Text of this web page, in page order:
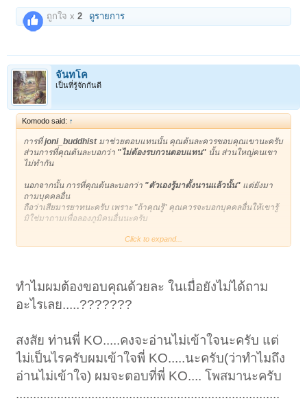
ถูกใจ x2 ดูรายการ
จันทโค
เป็นที่รู้จักกันดี
Komodo said: ↑
การที่joni_buddhist มาช่วยตอบแทนนั้น คุณต้นละควรขอบคุณเขานะครับ
ส่วนการที่คุณต้นละบอกว่า "ไม่ต้องรบกวนตอบแทน" นั้น ส่วนใหญ่คนเขา
ไม่ทำกัน
นอกจากนั้น การที่คุณต้นละบอกว่า "ตัวเองรู้มาตั้งนานแล้วนั้น" แต่ยังมา
ถามบุคคลอื่น
ถือว่าเสียมารยาทนะครับ เพราะ "ถ้าคุณรู้" คุณควรจะบอกบุคคลอื่นให้เขารู้
มิใช่มาถามเพื่อลองภูมิคนอื่นนะครับ
หากต้องการถามผม และไม่ต้องการให้คนอื่นมาตอบแทน
ดังนั้น จะโพสต์อะไร ต้องคิดเยอะ ๆ นะครับ โดยเฉพาะกระทู้ใด "เล่นได้"
และ กระทู้ใด "ไม่ควรเล่น" โดยเฉพาะคนไทยจะตระหนักดีว่า ในกระทู้ที่เกี่ยว
กับ "คนตาย" จะไม่โพสต์เล่นกัน
อื่น
ผมก็กราบขอขมาและขออภัยมา ณ โอกาสนี้ครับ
โมทนา และกราบขออภัยสมาชิกท่านอื่นด้วยที่ต้องเสียเวลาอ่านครับ
Click to expand...
ทำไมผมต้องขอบคุณด้วยละ ในเมื่อยังไม่ได้ถาม
อะไรเลย.....???????
สงสัย ท่านพี่ KO.....คงจะอ่านไม่เข้าใจนะครับ แต่
ไม่เป็นไรครับผมเข้าใจพี่ KO.....นะครับ(ว่าทำไมถึง
อ่านไม่เข้าใจ) ผมจะตอบที่พี่ KO.... โพสมานะครับ
.............................................................................